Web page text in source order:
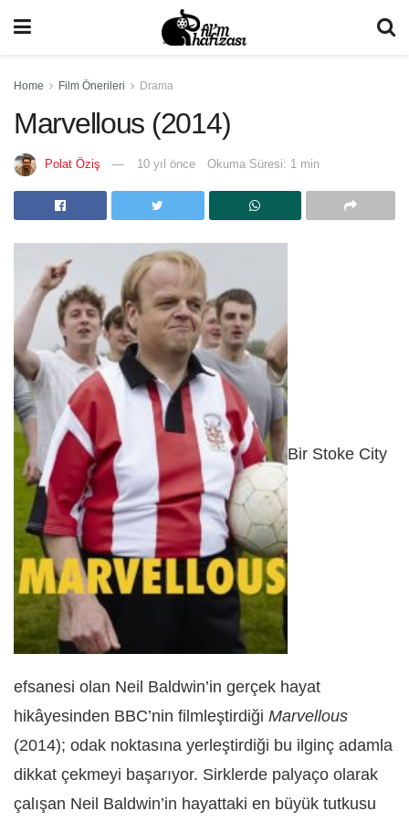
Home Film Önerileri Drama
Marvellous (2014)
Polat Öziş 10 yıl önce Okuma Süresi: 1 min
Bir Stoke City
efsanesi olan Neil Baldwin’in gerçek hayat
hikâyesinden BBC’nin filmleştirdiği Marvellous
(2014); odak noktasına yerleştirdiği bu ilginç adamla
dikkat çekmeyi başarıyor. Sirklerde palyaço olarak
çalışan Neil Baldwin’in hayattaki en büyük tutkusu